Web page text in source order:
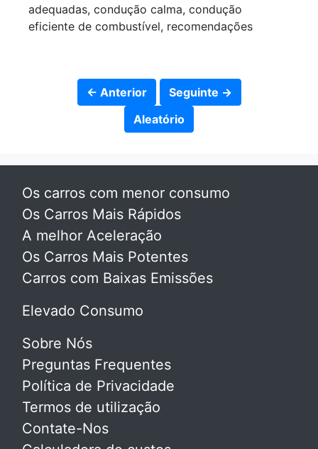
adequadas, condução calma, condução
eficiente de combustível, recomendações
← Anterior
Seguinte →
Aleatório
Os carros com menor consumo
Os Carros Mais Rápidos
A melhor Aceleração
Os Carros Mais Potentes
Carros com Baixas Emissões
Elevado Consumo
Sobre Nós
Preguntas Frequentes
Política de Privacidade
Termos de utilização
Contate-Nos